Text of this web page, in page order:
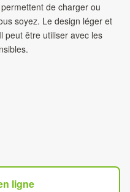
de charger ou
soyez. Le design léger et
peut être utiliser avec les
ligne